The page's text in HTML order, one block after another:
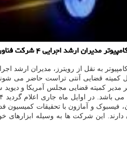
فیسبوك، آمازون و اپل در ۶ مرداد در مقابل كمیته ای از نمایندگان مجلس آمریكایی حاضر می شوند.
کمیته قضایی آنتی تراست حاضر می
مدیر کمیته قضایی مجلس آمریکا و
فیسبوک و آمازون با تحقیقات کمیسیون
این شرکت ها به وسیله ابزارهای